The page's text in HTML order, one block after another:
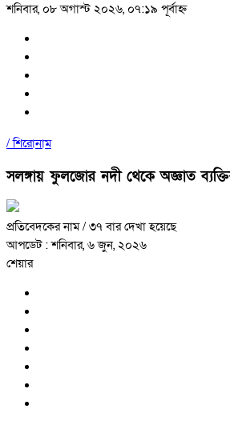
শনিবার, ০৮ অগাস্ট ২০২৬, ০৭:১৯ পূর্বাহ্ন
/শিরোনাম
সলঙ্গায় ফুলজোর নদী থেকে অজ্ঞাত
প্রতিবেদকের নাম/ ৩৭ বার দেখা হয়েছে
আপডেট : শনিবার, ৬ জুন, ২০২৬
শেয়ার